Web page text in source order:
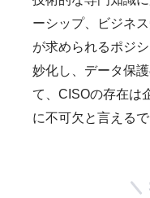
ーシップ、ビジネ
が求められるポジ
妙化し、データ保
て、CISOの存在は
に不可欠と言えるで